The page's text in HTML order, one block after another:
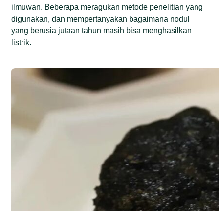
ilmuwan. Beberapa meragukan metode penelitian yang
digunakan, dan mempertanyakan bagaimana nodul
yang berusia jutaan tahun masih bisa menghasilkan
listrik.